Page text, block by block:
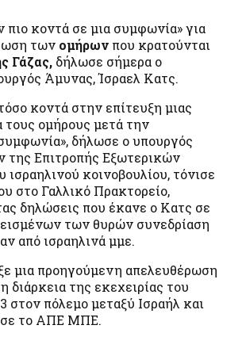
πιο κοντά σε μια συμφωνία» για
των ομήρων που κρατούνται
Γάζας, δήλωσε σήμερα ο
Άμυνας, Ίσραελ Κατς.
κοντά στην επίτευξη μιας
τους ομήρους μετά την
δήλωσε ο υπουργός
της Επιτροπής Εξωτερικών
κοινοβουλίου, τόνισε
στο Γαλλικό Πρακτορείο,
δηλώσεις που έκανε ο Κατς σε
των θυρών συνεδρίαση
από ισραηλινά μμε.
μια προηγούμενη απελευθέρωση
διάρκεια της εκεχειρίας του
στον πόλεμο μεταξύ Ισραήλ και
το ΑΠΕ ΜΠΕ.